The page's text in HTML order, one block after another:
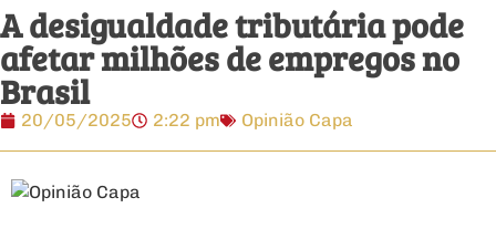
A desigualdade tributária pode
afetar milhões de empregos no
Brasil
20/05/2025 2:22 pm Opinião Capa